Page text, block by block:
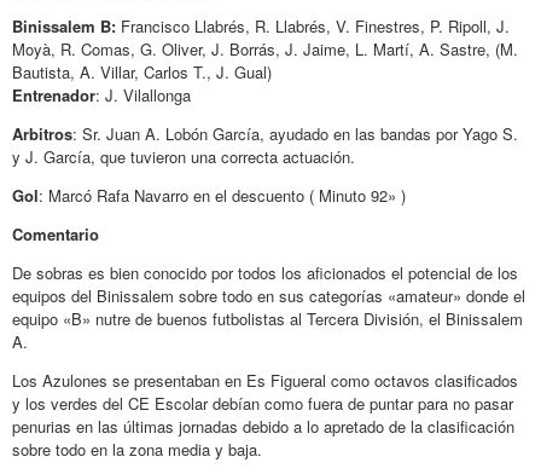
Binissalem B: Francisco Llabrés, R. Llabrés, V. Finestres, P. Ripoll, J.
Moyà, R. Comas, G. Oliver, J. Borrás, J. Jaime, L. Martí, A. Sastre, (M.
Bautista, A. Villar, Carlos T., J. Gual)
Entrenador: J. Vilallonga
Arbitros: Sr. Juan A. Lobón García, ayudado en las bandas por Yago S.
y J. García, que tuvieron una correcta actuación.
Gol: Marcó Rafa Navarro en el descuento ( Minuto 92» )
Comentario
De sobras es bien conocido por todos los aficionados el potencial de los
equipos del Binissalem sobre todo en sus categorías «amateur» donde el
equipo «B» nutre de buenos futbolistas al Tercera División, el Binissalem
A.
Los Azulones se presentaban en Es Figueral como octavos clasificados
y los verdes del CE Escolar debían como fuera de puntar para no pasar
penurias en las últimas jornadas debido a lo apretado de la clasificación
sobre todo en la zona media y baja.